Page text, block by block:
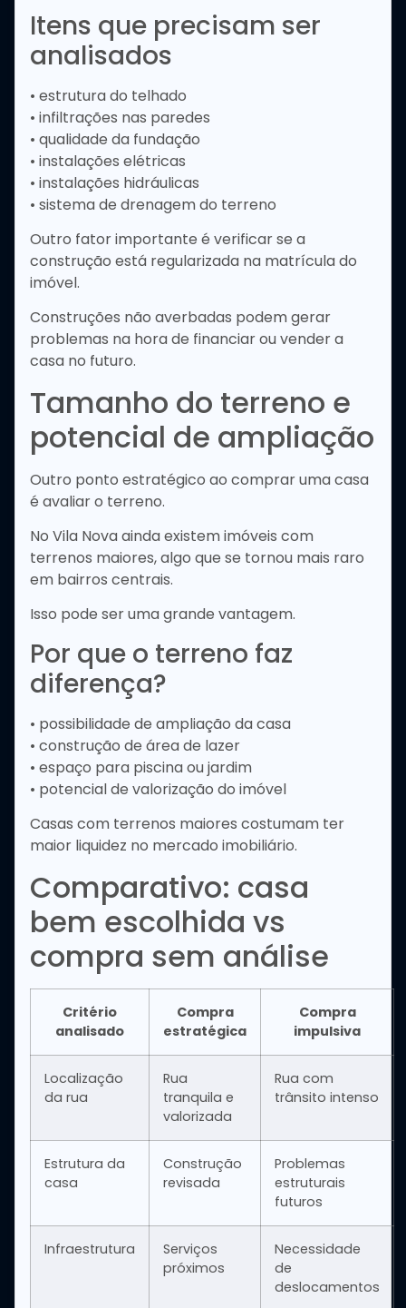
Itens que precisam ser
analisados
• estrutura do telhado
• infiltrações nas paredes
• qualidade da fundação
• instalações elétricas
• instalações hidráulicas
• sistema de drenagem do terreno
Outro fator importante é verificar se a
construção está regularizada na matrícula do
imóvel.
Construções não averbadas podem gerar
problemas na hora de financiar ou vender a
casa no futuro.
Tamanho do terreno e
potencial de ampliação
Outro ponto estratégico ao comprar uma casa
é avaliar o terreno.
No Vila Nova ainda existem imóveis com
terrenos maiores, algo que se tornou mais raro
em bairros centrais.
Isso pode ser uma grande vantagem.
Por que o terreno faz
diferença?
• possibilidade de ampliação da casa
• construção de área de lazer
• espaço para piscina ou jardim
• potencial de valorização do imóvel
Casas com terrenos maiores costumam ter
maior liquidez no mercado imobiliário.
Comparativo: casa
bem escolhida vs
compra sem análise
Critério
analisado
Compra
estratégica
Compra
impulsiva
Localização
da rua
Rua
tranquila e
valorizada
Rua com
trânsito intenso
Estrutura da
casa
Construção
revisada
Problemas
estruturais
futuros
Infraestrutura
Serviços
próximos
Necessidade
de
deslocamentos